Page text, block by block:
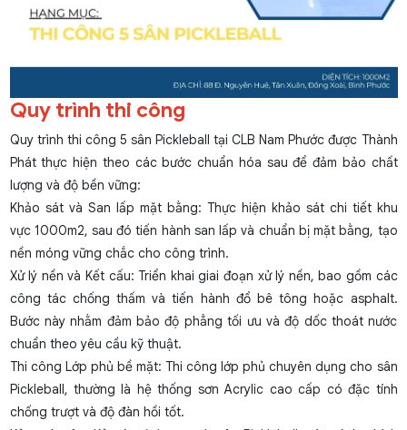
Quy trình thi công
Quy trình thi công 5 sân Pickleball tại CLB Nam Phước được Thành
Phát thực hiện theo các bước chuẩn hóa sau để đảm bảo chất
lượng và độ bền vững:
Khảo sát và San lấp mặt bằng: Thực hiện khảo sát chi tiết khu
vực 1000m2, sau đó tiến hành san lấp và chuẩn bị mặt bằng, tạo
nền móng vững chắc cho công trình.
Xử lý nền và Kết cấu: Triển khai giai đoạn xử lý nền, bao gồm các
công tác chống thấm và tiến hành đổ bê tông hoặc asphalt.
Bước này nhằm đảm bảo độ phẳng tối ưu và độ dốc thoát nước
chuẩn theo yêu cầu kỹ thuật.
Thi công Lớp phủ bề mặt: Thi công lớp phủ chuyên dụng cho sân
Pickleball, thường là hệ thống sơn Acrylic cao cấp có đặc tính
chống trượt và độ đàn hồi tốt.